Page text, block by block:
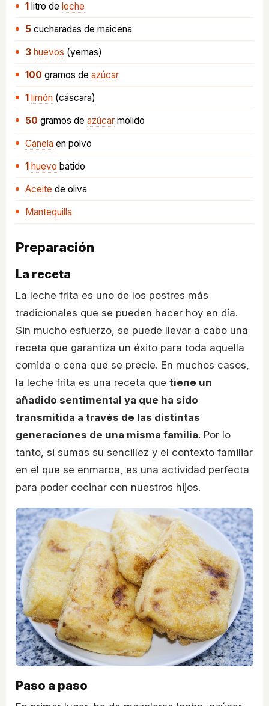
1 litro de leche
5 cucharadas de maicena
3 huevos (yemas)
100 gramos de azúcar
1 limón (cáscara)
50 gramos de azúcar molido
Canela en polvo
1 huevo batido
Aceite de oliva
Mantequilla
Preparación
La receta
La leche frita es uno de los postres más
tradicionales que se pueden hacer hoy en día.
Sin mucho esfuerzo, se puede llevar a cabo una
receta que garantiza un éxito para toda aquella
comida o cena que se precie. En muchos casos,
la leche frita es una receta que tiene un
añadido sentimental ya que ha sido
transmitida a través de las distintas
generaciones de una misma familia. Por lo
tanto, si sumas su sencillez y el contexto familiar
en el que se enmarca, es una actividad perfecta
para poder cocinar con nuestros hijos.
Paso a paso